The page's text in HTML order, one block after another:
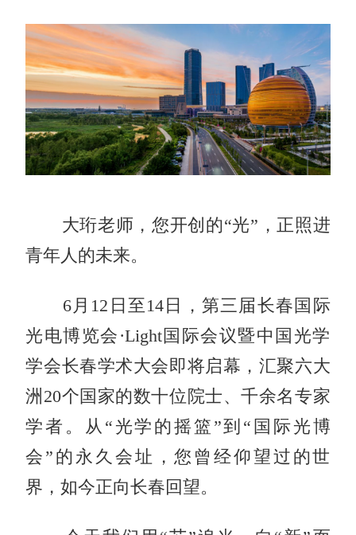
大珩老师，您开创的“光”，正照进
青年人的未来。
6月12日至14日，第三届长春国际
光电博览会·Light国际会议暨中国光学
学会长春学术大会即将启幕，汇聚六大
洲20个国家的数十位院士、千余名专家
学者。从“光学的摇篮”到“国际光博
会”的永久会址，您曾经仰望过的世
界，如今正向长春回望。